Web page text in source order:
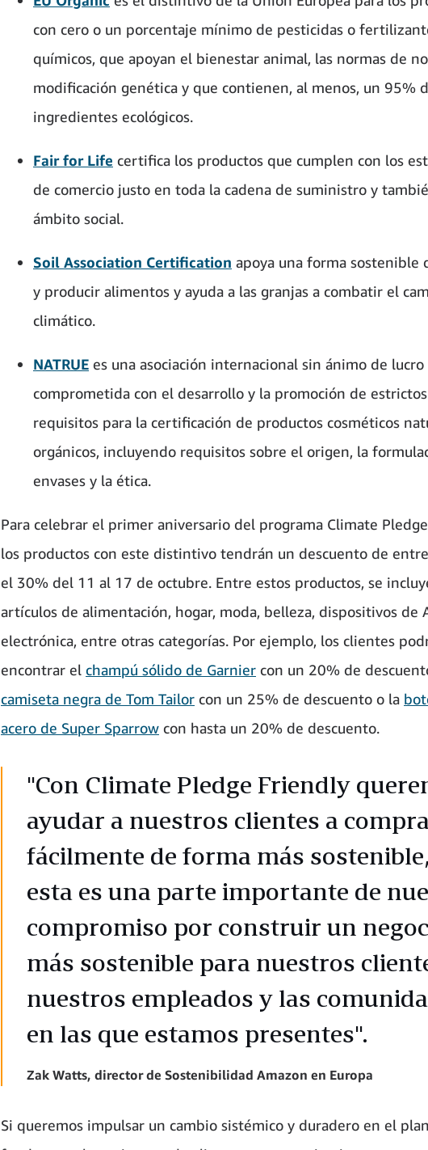
con cero o un porcentaje mínimo de pesticidas o
químicos, que apoyan el bienestar animal, las normas de no
modificación genética y que contienen, al menos, un 95%
ingredientes ecológicos.
Fair for Life certifica los productos que cumplen con los
de comercio justo en toda la cadena de suministro y
ámbito social.
Soil Association Certification apoya una forma sostenible
y producir alimentos y ayuda a las granjas a combatir el
climático.
NATRUE es una asociación internacional sin ánimo de lucro
comprometida con el desarrollo y la promoción de estrictos
requisitos para la certificación de productos cosméticos
orgánicos, incluyendo requisitos sobre el origen, la
envases y la ética.
Para celebrar el primer aniversario del programa Climate
los productos con este distintivo tendrán un descuento de
el 30% del 11 al 17 de octubre. Entre estos productos, se
artículos de alimentación, hogar, moda, belleza, dispositivos de
electrónica, entre otras categorías. Por ejemplo, los clientes
encontrar el champú sólido de Garnier con un 20% de
camiseta negra de Tom Tailor con un 25% de descuento o la
acero de Super Sparrow con hasta un 20% de descuento.
"Con Climate Pledge Friendly
ayudar a nuestros clientes a
fácilmente de forma más
esta es una parte importante de
compromiso por construir un
más sostenible para nuestros
nuestros empleados y las
en las que estamos presentes".
Zak Watts, director de Sostenibilidad Amazon en Europa
Si queremos impulsar un cambio sistémico y duradero en el